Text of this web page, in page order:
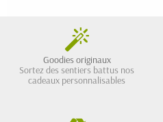
Goodies originaux
Sortez des sentiers battus nos
cadeaux personnalisables